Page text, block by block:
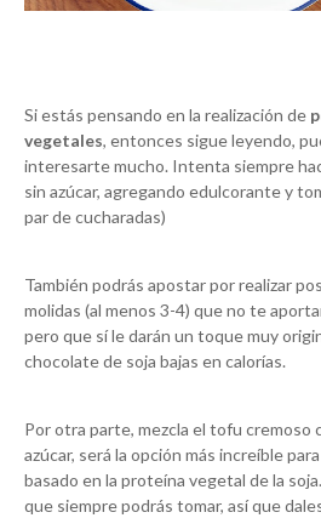
Si estás pensando en la realización de
vegetales, entonces sigue leyendo,
interesarte mucho. Intenta siempre
sin azúcar, agregando edulcorante y
par de cucharadas)
También podrás apostar por realizar
molidas (al menos 3-4) que no te
pero que sí le darán un toque muy
chocolate de soja bajas en calorías.
Por otra parte, mezcla el tofu cremoso
azúcar, será la opción más increíble
basado en la proteína vegetal de la
que siempre podrás tomar, así que